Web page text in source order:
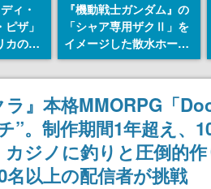
ィ・
ザ」
カの商
オープ
の共
なく
入型
しめる
『機動戦士ガンダム』の
「シャア専用ザクⅡ」を
イメージした散水ホース
リールが予約開始。本体
にはシャアのパーソナル
マークやジオン公国軍の
エンブレム、型式番号な
どを配置
ラ』本格MMORPG「
”。制作期間1年超え、
ジノに釣りと圧倒的
以上の配信者が挑戦